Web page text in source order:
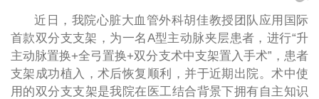
近日，我院心脏大血管外科胡佳教授团队应用国际
首款双分支支架，为一名A型主动脉夹层患者，进行“升
主动脉置换+全弓置换+双分支术中支架置入手术”，患者
支架成功植入，术后恢复顺利，并于近期出院。术中使
用的双分支支架是我院在医工结合背景下拥有自主知识